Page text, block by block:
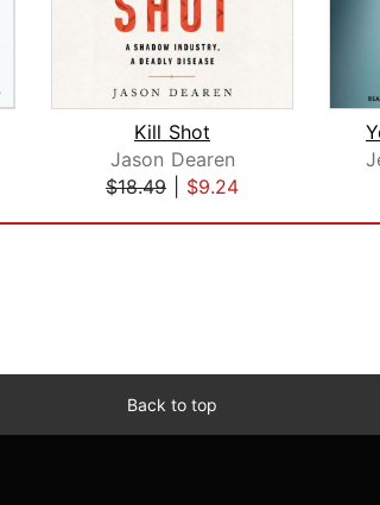
Kill Shot
Jason Dearen
$18.49
$9.24
Back to top